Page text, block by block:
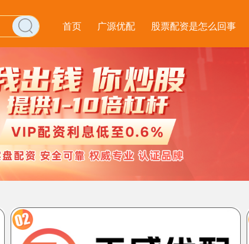
首页 广源优配 股票配资是怎么回事